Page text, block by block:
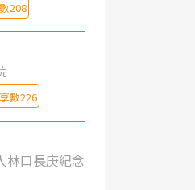
208
數226
林口長庚紀念